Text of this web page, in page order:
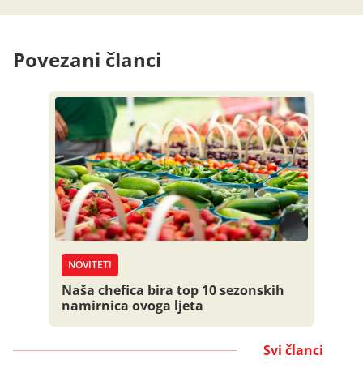
Povezani članci
NOVITETI
Naša chefica bira top 10 sezonskih
namirnica ovoga ljeta
Svi članci